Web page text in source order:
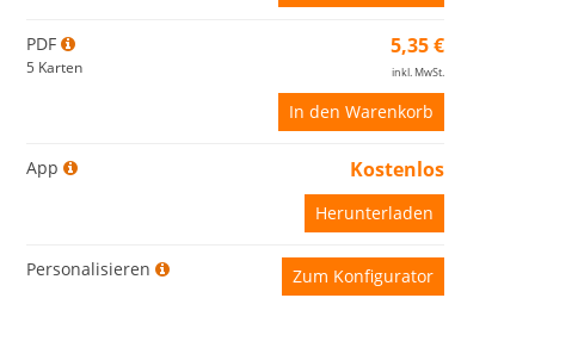
PDF
5 Karten
5,35 €
inkl. MwSt.
In den Warenkorb
App Kostenlos
Herunterladen
Personalisieren Zum Konfigurator